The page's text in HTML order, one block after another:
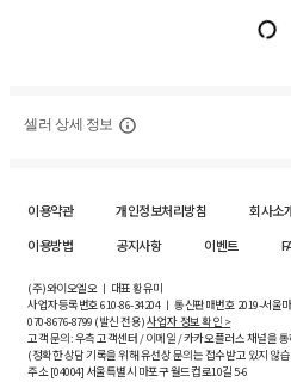
셀러 상세 정보
이용약관 개인정보처리방침 회사소
이용방법
공지사항 이벤트
(주)와이오엘오 ㅣ 대표 황유미
사업자등록번호610-86-34204ㅣ 통신판매번호 2019-서울
070-8676-8799 (발신 전용)사업자 정보 확인 >
고객 문의: 우측 고객센터 / 이메일 / 카카오플러스 채널을
(정확한 상담 기록을 위해 유선상 문의는 접수받고 있지 않
주소 [04004] 서울특별시 마포구 월드컵로10길5-6